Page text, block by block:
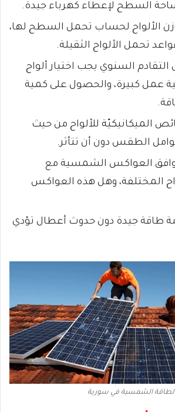
السطح لإعطاء كهرباء جيدة.
الألواح لحساب تحمل السطح لها،
تحمل الألواح الثقيلة.
السنوي يجب اختيار ألواح
عمل كبيرة، والحصول على كمية
الميكانيكيّة للألواح من حيث
الطقس دون أن تتأثر.
العواكس الشمسية مع
المختلفة، وهل هذه العواكس
طاقة جيدة دون حدوث أعطال تؤدي
الشمسية في سورية